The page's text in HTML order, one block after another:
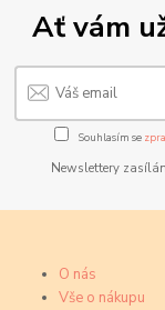
Ať vám
Souhlasím se
Newslettery
O nás
Vše o nákupu